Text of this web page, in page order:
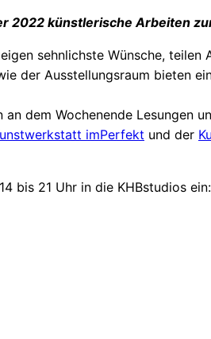
2022 künstlerische Arbeiten
sehnlichste Wünsche,
der Ausstellungsraum bieten
dem Wochenende Lesungen
imPerfekt und der
bis 21 Uhr in die KHBstudios ein: